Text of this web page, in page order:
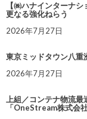
【㈱ハナインターナ
更なる強化ねらう
2026年7月27日
東京ミッドタウン八重
2026年7月27日
上組／コンテナ物流最
「OneStream株式会